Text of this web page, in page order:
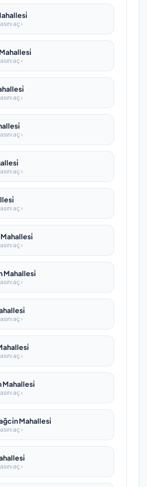
aç ›
aç ›
aç ›
aç ›
aç ›
aç ›
aç ›
Mahallesi̇
aç ›
aç ›
aç ›
Mahallesi̇
aç ›
Mahallesi̇
aç ›
aç ›